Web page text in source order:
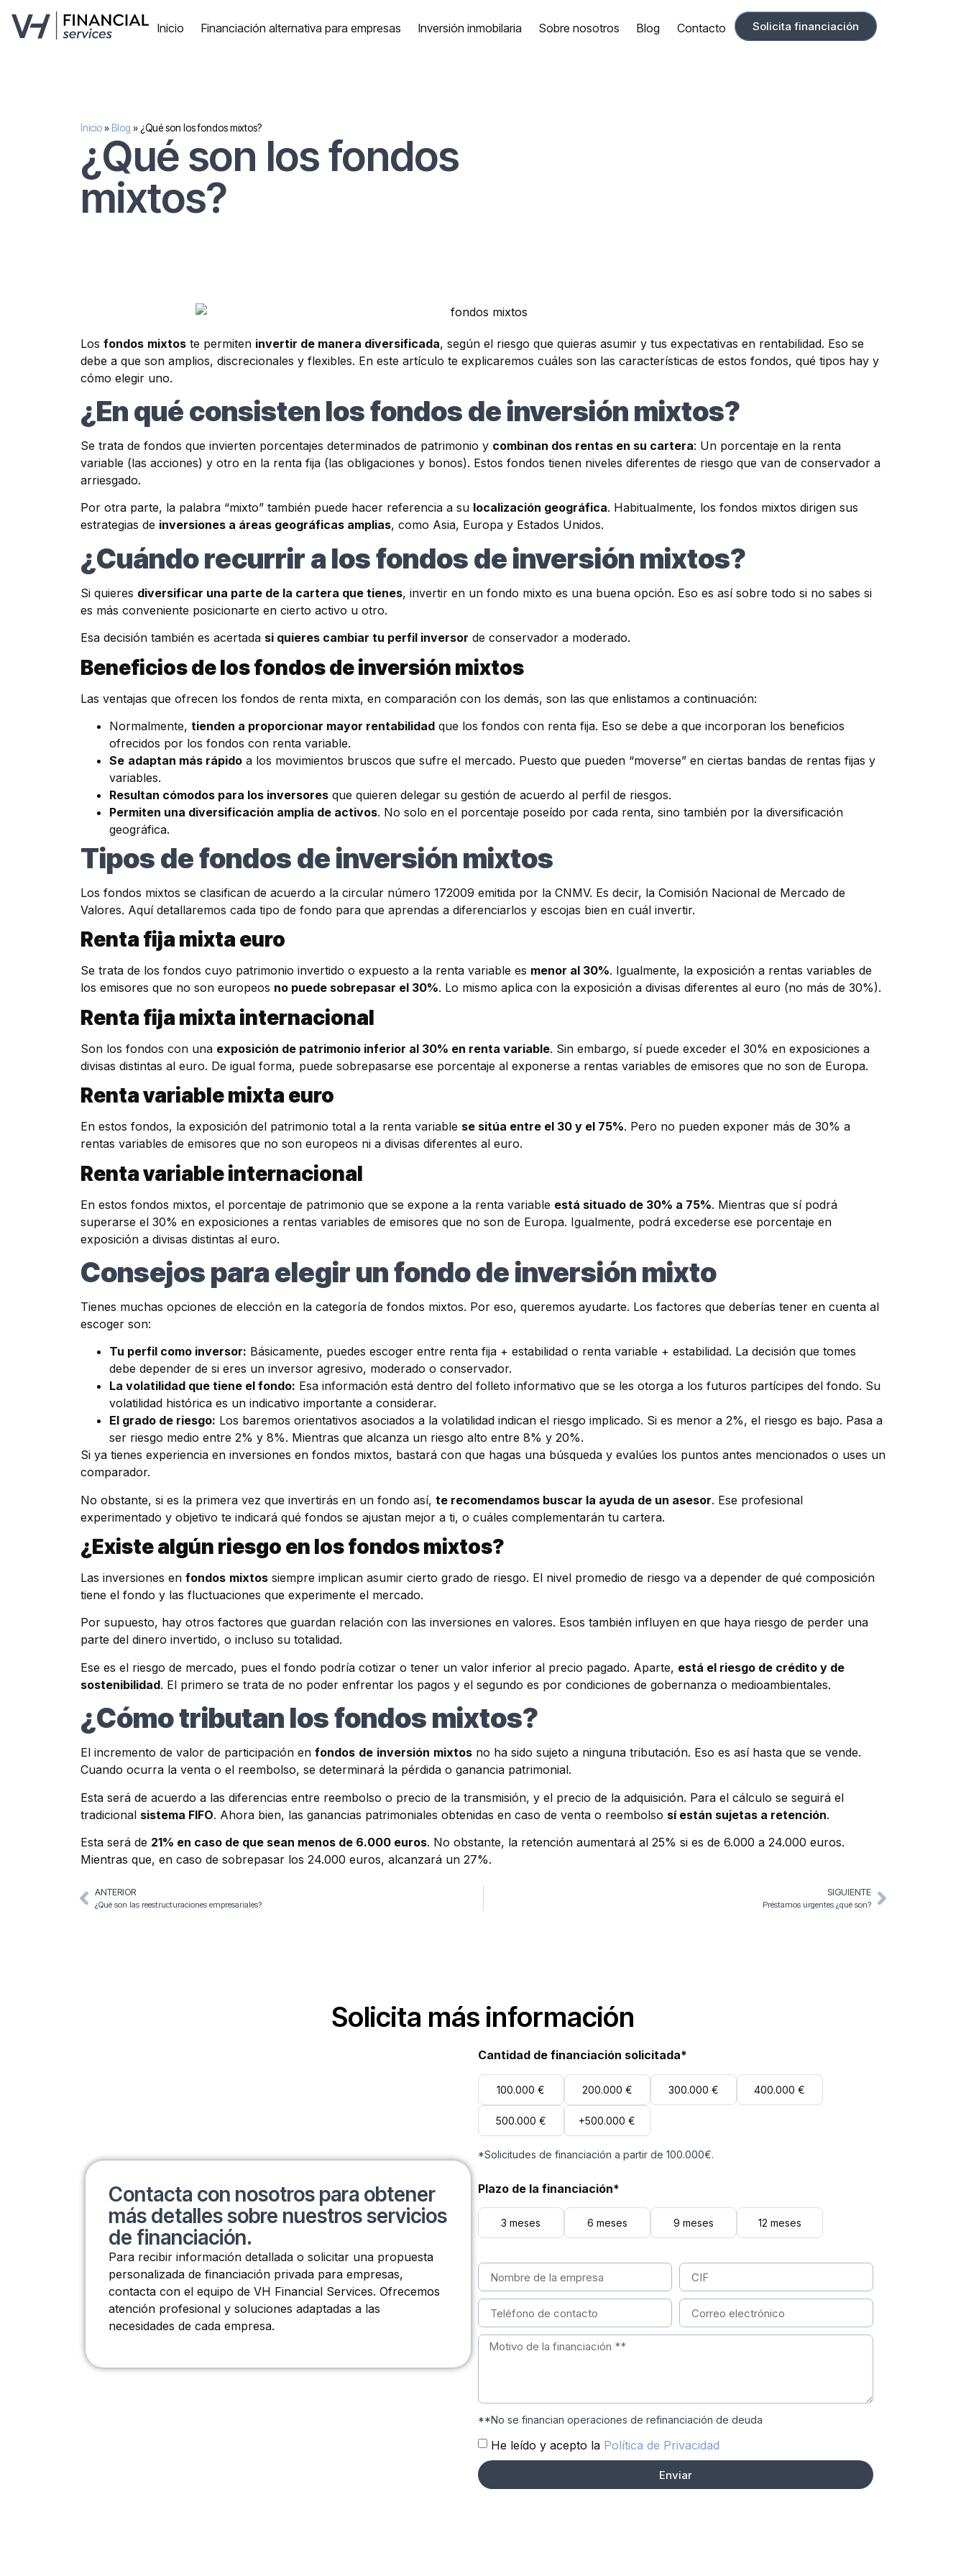
Inicio Financiación alternativa para empresas Inversión inmobilaria Sobre nosotros Blog Contacto Solicita financiación
Inicio» Blog » ¿Qué son los fondos mixtos?
¿Qué son los fondos
mixtos?
Los fondos mixtos te permiten invertir de manera diversificada, según el riesgo que quieras asumir y tus expectativas en rentabilidad. Eso se
debe a que son amplios, discrecionales y flexibles. En este artículo te explicaremos cuáles son las características de estos fondos, qué tipos hay y
cómo elegir uno.
¿En qué consisten los fondos de inversión mixtos?
Se trata de fondos que invierten porcentajes determinados de patrimonio y combinan dos rentas en su cartera: Un porcentaje en la renta
variable (las acciones) y otro en la renta fija (las obligaciones y bonos). Estos fondos tienen niveles diferentes de riesgo que van de conservador a
arriesgado.
Por otra parte, la palabra “mixto” también puede hacer referencia a su localización geográfica. Habitualmente, los fondos mixtos dirigen sus
estrategias de inversiones a áreas geográficas amplias, como Asia, Europa y Estados Unidos.
¿Cuándo recurrir a los fondos de inversión mixtos?
Si quieres diversificar una parte de la cartera que tienes, invertir en un fondo mixto es una buena opción. Eso es así sobre todo si no sabes si
es más conveniente posicionarte en cierto activo u otro.
Esa decisión también es acertada si quieres cambiar tu perfil inversor de conservador a moderado.
Beneficios de los fondos de inversión mixtos
Las ventajas que ofrecen los fondos de renta mixta, en comparación con los demás, son las que enlistamos a continuación:
Normalmente, tienden a proporcionar mayor rentabilidad que los fondos con renta fija. Eso se debe a que incorporan los beneficios
ofrecidos por los fondos con renta variable.
Se adaptan más rápido a los movimientos bruscos que sufre el mercado. Puesto que pueden “moverse” en ciertas bandas de rentas fijas y
variables.
Resultan cómodos para los inversores que quieren delegar su gestión de acuerdo al perfil de riesgos.
Permiten una diversificación amplia de activos. No solo en el porcentaje poseído por cada renta, sino también por la diversificación
geográfica.
Tipos de fondos de inversión mixtos
Los fondos mixtos se clasifican de acuerdo a la circular número 172009 emitida por la CNMV. Es decir, la Comisión Nacional de Mercado de
Valores. Aquí detallaremos cada tipo de fondo para que aprendas a diferenciarlos y escojas bien en cuál invertir.
Renta fija mixta euro
Se trata de los fondos cuyo patrimonio invertido o expuesto a la renta variable es menor al 30%. Igualmente, la exposición a rentas variables de
los emisores que no son europeos no puede sobrepasar el 30%. Lo mismo aplica con la exposición a divisas diferentes al euro (no más de 30%).
Renta fija mixta internacional
Son los fondos con una exposición de patrimonio inferior al 30% en renta variable. Sin embargo, sí puede exceder el 30% en exposiciones a
divisas distintas al euro. De igual forma, puede sobrepasarse ese porcentaje al exponerse a rentas variables de emisores que no son de Europa.
Renta variable mixta euro
En estos fondos, la exposición del patrimonio total a la renta variable se sitúa entre el 30 y el 75%. Pero no pueden exponer más de 30% a
rentas variables de emisores que no son europeos ni a divisas diferentes al euro.
Renta variable internacional
En estos fondos mixtos, el porcentaje de patrimonio que se expone a la renta variable está situado de 30% a 75%. Mientras que sí podrá
superarse el 30% en exposiciones a rentas variables de emisores que no son de Europa. Igualmente, podrá excederse ese porcentaje en
exposición a divisas distintas al euro.
Consejos para elegir un fondo de inversión mixto
Tienes muchas opciones de elección en la categoría de fondos mixtos. Por eso, queremos ayudarte. Los factores que deberías tener en cuenta al
escoger son:
Tu perfil como inversor: Básicamente, puedes escoger entre renta fija + estabilidad o renta variable + estabilidad. La decisión que tomes
debe depender de si eres un inversor agresivo, moderado o conservador.
La volatilidad que tiene el fondo: Esa información está dentro del folleto informativo que se les otorga a los futuros partícipes del fondo. Su
volatilidad histórica es un indicativo importante a considerar.
El grado de riesgo: Los baremos orientativos asociados a la volatilidad indican el riesgo implicado. Si es menor a 2%, el riesgo es bajo. Pasa a
ser riesgo medio entre 2% y 8%. Mientras que alcanza un riesgo alto entre 8% y 20%.
Si ya tienes experiencia en inversiones en fondos mixtos, bastará con que hagas una búsqueda y evalúes los puntos antes mencionados o uses un
comparador.
No obstante, si es la primera vez que invertirás en un fondo así, te recomendamos buscar la ayuda de un asesor. Ese profesional
experimentado y objetivo te indicará qué fondos se ajustan mejor a ti, o cuáles complementarán tu cartera.
¿Existe algún riesgo en los fondos mixtos?
Las inversiones en fondos mixtos siempre implican asumir cierto grado de riesgo. El nivel promedio de riesgo va a depender de qué composición
tiene el fondo y las fluctuaciones que experimente el mercado.
Por supuesto, hay otros factores que guardan relación con las inversiones en valores. Esos también influyen en que haya riesgo de perder una
parte del dinero invertido, o incluso su totalidad.
Ese es el riesgo de mercado, pues el fondo podría cotizar o tener un valor inferior al precio pagado. Aparte, está el riesgo de crédito y de
sostenibilidad. El primero se trata de no poder enfrentar los pagos y el segundo es por condiciones de gobernanza o medioambientales.
¿Cómo tributan los fondos mixtos?
El incremento de valor de participación en fondos de inversión mixtos no ha sido sujeto a ninguna tributación. Eso es así hasta que se vende.
Cuando ocurra la venta o el reembolso, se determinará la pérdida o ganancia patrimonial.
Esta será de acuerdo a las diferencias entre reembolso o precio de la transmisión, y el precio de la adquisición. Para el cálculo se seguirá el
tradicional sistema FIFO. Ahora bien, las ganancias patrimoniales obtenidas en caso de venta o reembolso sí están sujetas a retención.
Esta será de 21% en caso de que sean menos de 6.000 euros. No obstante, la retención aumentará al 25% si es de 6.000 a 24.000 euros.
Mientras que, en caso de sobrepasar los 24.000 euros, alcanzará un 27%.
ANTERIOR
¿Qué son las reestructuraciones empresariales?
SIGUIENTE
Préstamos urgentes ¿qué son?
Solicita más información
Contacta con nosotros para obtener
más detalles sobre nuestros servicios
de financiación.
Para recibir información detallada o solicitar una propuesta
personalizada de financiación privada para empresas,
contacta con el equipo de VH Financial Services. Ofrecemos
atención profesional y soluciones adaptadas a las
necesidades de cada empresa.
Cantidad de financiación solicitada*
100.000 € 200.000 € 300.000 € 400.000 €
500.000 € +500.000 €
*Solicitudes de financiación a partir de 100.000€.
Plazo de la financiación*
3 meses 6 meses 9 meses 12 meses
**No se financian operaciones de refinanciación de deuda
He leído y acepto la Política de Privacidad
Enviar